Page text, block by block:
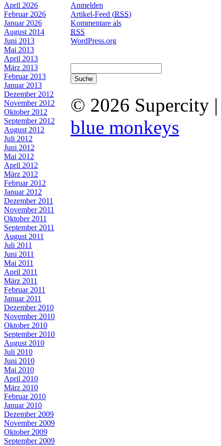
April 2026
Februar 2026
Januar 2026
August 2014
Juni 2013
Mai 2013
April 2013
März 2013
Februar 2013
Januar 2013
Dezember 2012
November 2012
Oktober 2012
September 2012
August 2012
Juli 2012
Juni 2012
Mai 2012
April 2012
März 2012
Februar 2012
Januar 2012
Dezember 2011
November 2011
Oktober 2011
September 2011
August 2011
Juli 2011
Juni 2011
Mai 2011
April 2011
März 2011
Februar 2011
Januar 2011
Dezember 2010
November 2010
Oktober 2010
September 2010
August 2010
Juli 2010
Juni 2010
Mai 2010
April 2010
März 2010
Februar 2010
Januar 2010
Dezember 2009
November 2009
Oktober 2009
September 2009
Anmelden
Artikel-Feed (RSS)
Kommentare als
RSS
WordPress.org
© 2026 Supercity
blue monkeys